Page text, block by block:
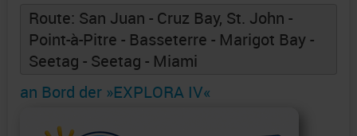
Route: San Juan - Cruz Bay, St. John -
Point-à-Pitre - Basseterre - Marigot Bay -
Seetag - Seetag - Miami
an Bord der »EXPLORA IV«